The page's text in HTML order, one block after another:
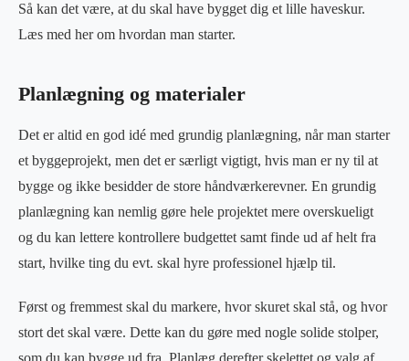
Så kan det være, at du skal have bygget dig et lille haveskur.
Læs med her om hvordan man starter.
Planlægning og materialer
Det er altid en god idé med grundig planlægning, når man starter
et byggeprojekt, men det er særligt vigtigt, hvis man er ny til at
bygge og ikke besidder de store håndværkerevner. En grundig
planlægning kan nemlig gøre hele projektet mere overskueligt
og du kan lettere kontrollere budgettet samt finde ud af helt fra
start, hvilke ting du evt. skal hyre professionel hjælp til.
Først og fremmest skal du markere, hvor skuret skal stå, og hvor
stort det skal være. Dette kan du gøre med nogle solide stolper,